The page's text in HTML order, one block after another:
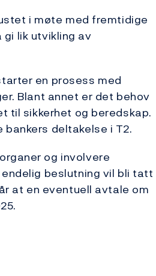
i møte med fremtidige
lik utvikling av
en prosess med
Blant annet er det behov
til sikkerhet og beredskap.
deltakelse i T2.
og involvere
beslutning vil bli tatt
at en eventuell avtale om